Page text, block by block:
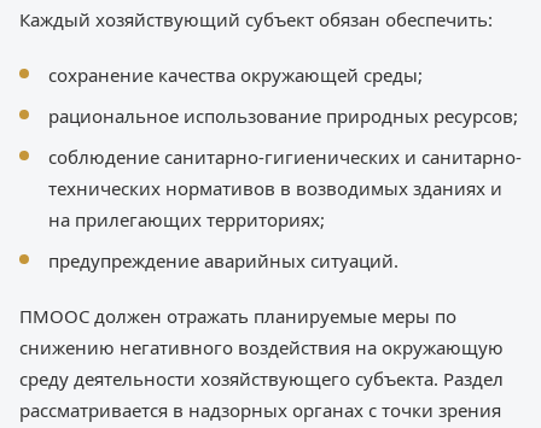
Каждый хозяйствующий субъект обязан обеспечить:
сохранение качества окружающей среды;
рациональное использование природных ресурсов;
соблюдение санитарно-гигиенических и санитарно-
технических нормативов в возводимых зданиях и
на прилегающих территориях;
предупреждение аварийных ситуаций.
ПМООС должен отражать планируемые меры по
снижению негативного воздействия на окружающую
среду деятельности хозяйствующего субъекта. Раздел
рассматривается в надзорных органах с точки зрения